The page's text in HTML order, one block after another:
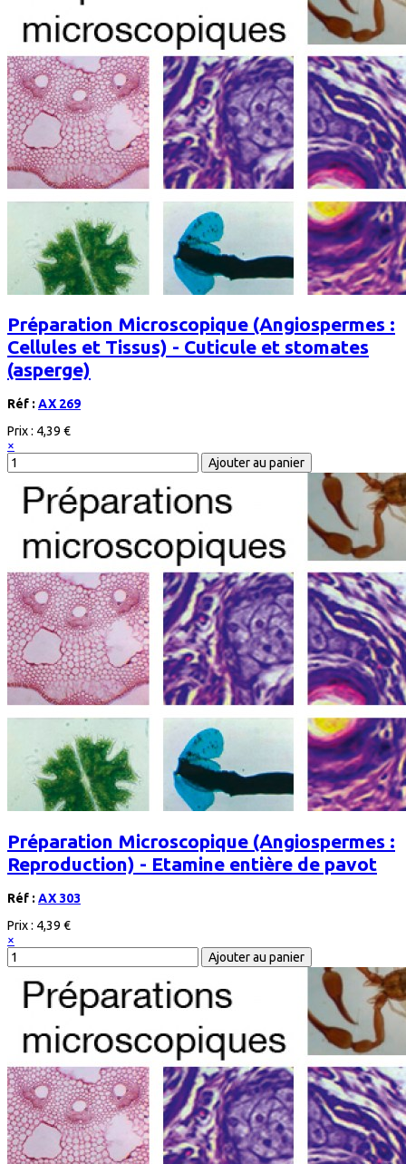
Préparation Microscopique (Angiospermes :
Cellules et Tissus) - Cuticule et stomates
(asperge)
Réf : AX 269
Prix : 4,39 €
×
Préparation Microscopique (Angiospermes :
Reproduction) - Etamine entière de pavot
Réf : AX 303
Prix : 4,39 €
×